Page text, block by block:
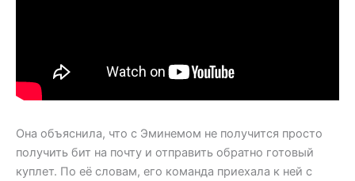
Она объяснила, что с Эминемом не получится просто
получить бит на почту и отправить обратно готовый
куплет. По её словам, его команда приехала к ней с